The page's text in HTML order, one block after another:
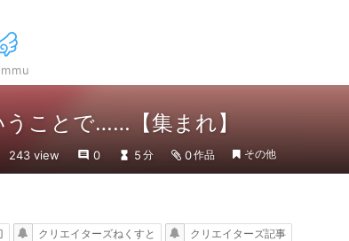
うことで……【集まれ】
243 view 0 5 分 0作品 その他
クリエイターズねくすと クリエイターズ記事